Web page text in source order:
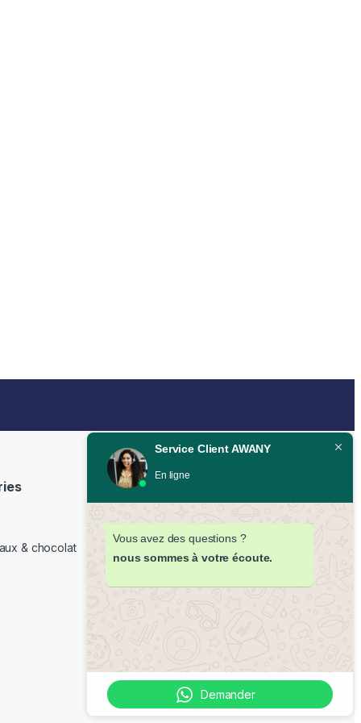
& chocolat
Livraison offerte à partir de
350DH
Livraison partout au Maroc sous
48H
Service Client AWANY
En ligne
Vous avez des questions ?
nous sommes à votre écoute.
Demander